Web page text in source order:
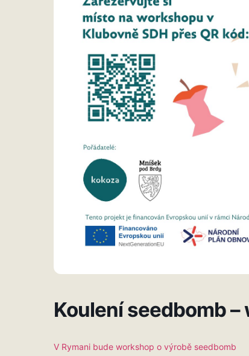
Koulení seedbomb
V Rymani bude workshop o výrobě seedbomb